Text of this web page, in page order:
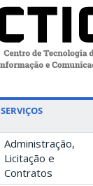
SERVIÇOS
Administração,
Licitação e
Contratos